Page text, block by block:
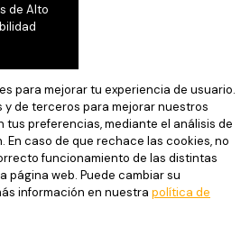
de Alto
para mejorar tu experiencia de usuario.
y de terceros para mejorar nuestros
preferencias, mediante el análisis de
En caso de que rechace las cookies, no
funcionamiento de las distintas
página web. Puede cambiar su
información en nuestra política de